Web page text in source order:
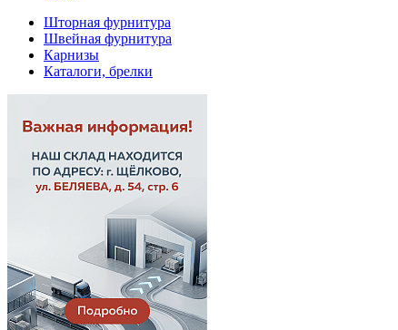
Шторная фурнитура
Швейная фурнитура
Карнизы
Каталоги, брелки